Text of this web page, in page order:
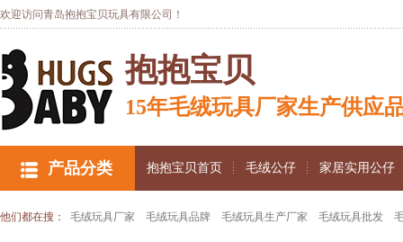
欢迎访问青岛抱抱宝贝玩具有限公司！
抱抱宝贝
15年毛绒玩具厂家生产供应
产品分类 抱抱宝贝首页 毛绒公仔 家居实用公仔
他们都在搜： 毛绒玩具厂家 毛绒玩具品牌 毛绒玩具生产厂家 毛绒玩具批发